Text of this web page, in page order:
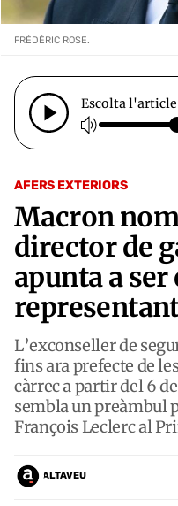
AFERS EXTERIORS
Macron
director de
apunta a ser
L’exconseller de
fins ara prefecte de
càrrec a partir del 6
sembla un preàmbul
François Leclerc al
ALTAVEU
FRÉDÉRIC ROSE.
Escolta